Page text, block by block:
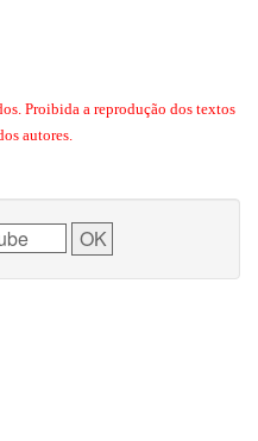
Proibida a reprodução dos textos
autores.